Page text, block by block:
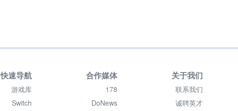
快速导航
游戏库
Switch
合作媒体
178
DoNews
关于我们
联系我们
诚聘英才